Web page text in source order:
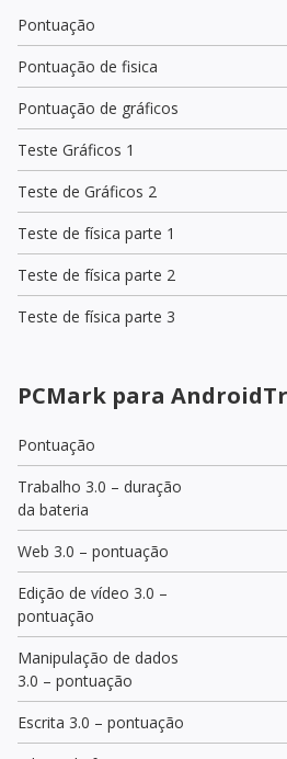
Pontuação
Pontuação de fisica
Pontuação de gráficos
Teste Gráficos 1
Teste de Gráficos 2
Teste de física parte 1
Teste de física parte 2
Teste de física parte 3
PCMark para
Pontuação
Trabalho 3.0 – duração
da bateria
Web 3.0 – pontuação
Edição de vídeo 3.0 –
pontuação
Manipulação de dados
3.0 – pontuação
Escrita 3.0 – pontuação